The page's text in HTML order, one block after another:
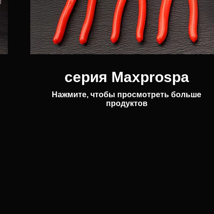
серия Maxprospa
Нажмите, чтобы просмотреть больше
продуктов